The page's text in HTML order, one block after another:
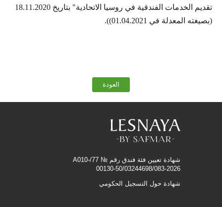
تقديم الخدمات الفندقية في روسيا الاتحادية" بتاريخ 18.11.2020
(بصيغته المعدلة في 01.04.2021)).
العودة
شهادة حول التسجيل الحكومي
شهادة تعيين فئة فندق رقم № 77/A010-
00130-50/03244698/083-2026